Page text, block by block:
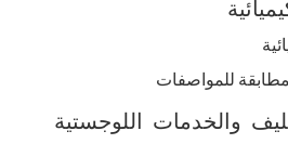
للمواصفات
والخدمات اللوجستية